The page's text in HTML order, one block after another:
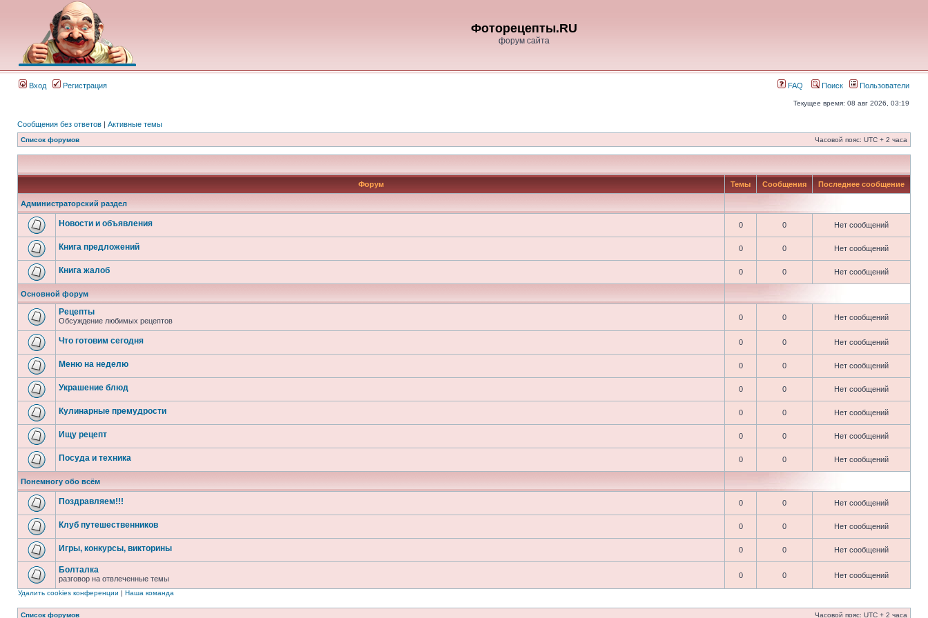
Фоторецепты.RU
форум сайта
Вход Регистрация FAQ Поиск Пользователи
Текущее время: 08 авг 2026, 03:19
Сообщения без ответов | Активные темы
Список форумов Часовой пояс: UTC + 2 часа
Форум Темы Сообщения Последнее сообщение
Администраторский раздел
Новости и объявления 0 0 Нет сообщений
Книга предложений 0 0 Нет сообщений
Книга жалоб 0 0 Нет сообщений
Основной форум
Рецепты
Обсуждение любимых рецептов 0 0 Нет сообщений
Что готовим сегодня 0 0 Нет сообщений
Меню на неделю 0 0 Нет сообщений
Украшение блюд 0 0 Нет сообщений
Кулинарные премудрости 0 0 Нет сообщений
Ищу рецепт 0 0 Нет сообщений
Посуда и техника 0 0 Нет сообщений
Понемногу обо всём
Поздравляем!!! 0 0 Нет сообщений
Клуб путешественников 0 0 Нет сообщений
Игры, конкурсы, викторины 0 0 Нет сообщений
Болталка
разговор на отвлеченные темы 0 0 Нет сообщений
Удалить cookies конференции | Наша команда
Список форумов Часовой пояс: UTC + 2 часа